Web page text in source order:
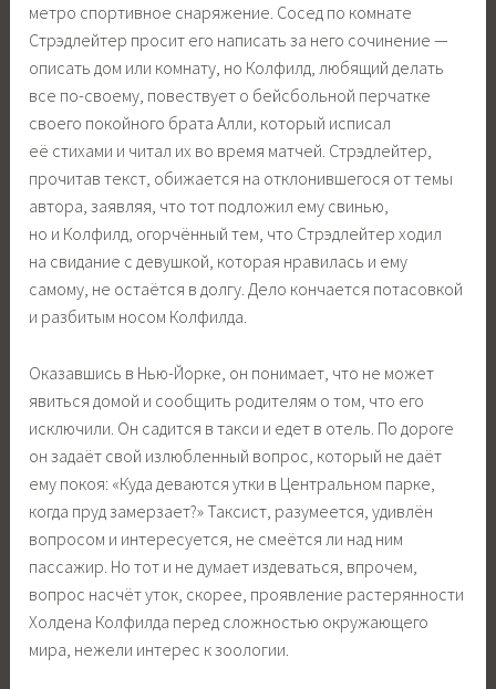
метро спортивное снаряжение. Сосед по комнате
Стрэдлейтер просит его написать за него сочинение —
описать дом или комнату, но Колфилд, любящий делать
все по-своему, повествует о бейсбольной перчатке
своего покойного брата Алли, который исписал
её стихами и читал их во время матчей. Стрэдлейтер,
прочитав текст, обижается на отклонившегося от темы
автора, заявляя, что тот подложил ему свинью,
но и Колфилд, огорчённый тем, что Стрэдлейтер ходил
на свидание с девушкой, которая нравилась и ему
самому, не остаётся в долгу. Дело кончается потасовкой
и разбитым носом Колфилда.
Оказавшись в Нью-Йорке, он понимает, что не может
явиться домой и сообщить родителям о том, что его
исключили. Он садится в такси и едет в отель. По дороге
он задаёт свой излюбленный вопрос, который не даёт
ему покоя: «Куда деваются утки в Центральном парке,
когда пруд замерзает?» Таксист, разумеется, удивлён
вопросом и интересуется, не смеётся ли над ним
пассажир. Но тот и не думает издеваться, впрочем,
вопрос насчёт уток, скорее, проявление растерянности
Холдена Колфилда перед сложностью окружающего
мира, нежели интерес к зоологии.